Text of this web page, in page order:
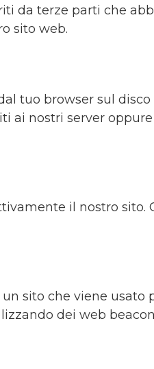
da terze parti che
sito web.
tuo browser sul
ai nostri server
il nostro sito.
sito che viene usato
dei web